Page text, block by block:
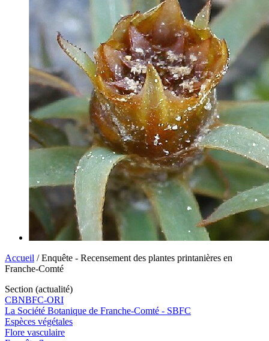
Accueil / Enquête - Recensement des plantes printanières en
Franche-Comté
Section (actualité)
CBNBFC-ORI
La Société Botanique de Franche-Comté - SBFC
Espèces végétales
Flore vasculaire